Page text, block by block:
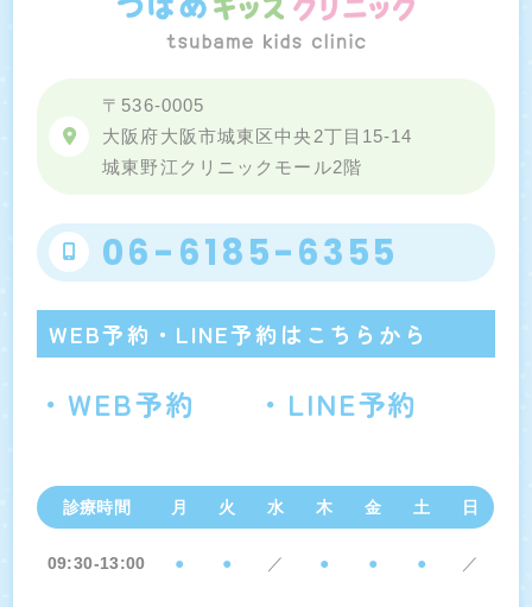
〒536-0005
大阪府大阪市城東区中央2丁目15-14
城東野江クリニックモール2階
06-6185-6355
WEB予約・LINE予約はこちらから
・WEB予約 ・LINE予約
診療時間 月 火 水 木 金 土 日
09:30-13:00 ● ● ／ ● ● ● ／